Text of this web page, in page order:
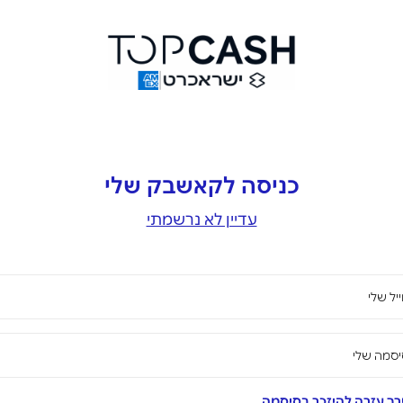
כניסה לקאשבק שלי
עדיין לא נרשמתי
שלי
שלי